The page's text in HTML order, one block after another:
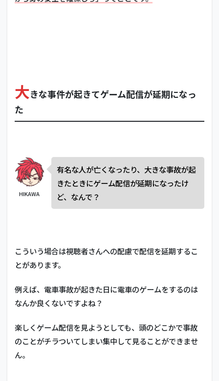
大きな事件が起きてゲーム配信が延期になっ
た
HIKAWA
有名な人が亡くなったり、大きな事故が起
きたときにゲーム配信が延期になったけ
ど、なんで？
こういう場合は視聴者さんへの配慮で配信を延期するこ
とがあります。
例えば、電車事故が起きた日に電車のゲームをするのは
なんか良くないですよね？
楽しくゲーム配信を見ようとしても、頭のどこかで事故
のことがチラついてしまい集中して見ることができませ
ん。